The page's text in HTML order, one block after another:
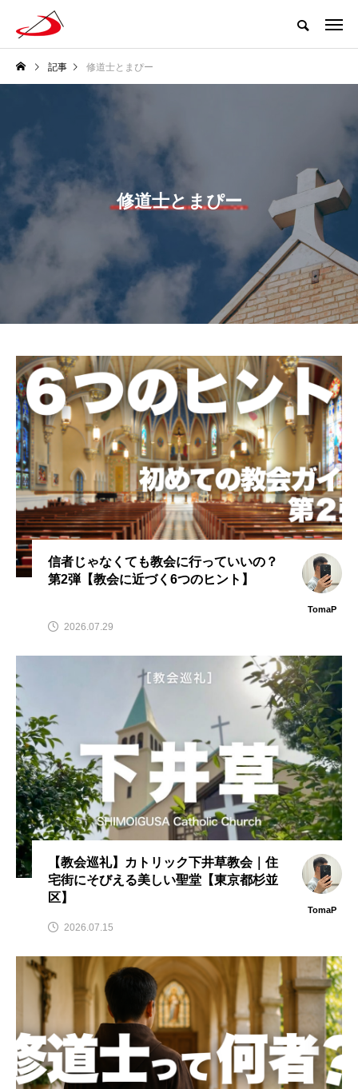
記事 修道士とまぴー
修道士とまぴー
信者じゃなくても教会に行っていいの？
第2弾【教会に近づく6つのヒント】
TomaP
2026.07.29
【教会巡礼】カトリック下井草教会｜住
宅街にそびえる美しい聖堂【東京都杉並
区】
TomaP
2026.07.15